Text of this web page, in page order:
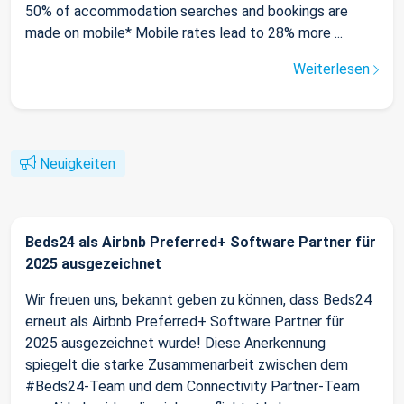
50% of accommodation searches and bookings are
made on mobile* Mobile rates lead to 28% more ...
Weiterlesen
Neuigkeiten
Beds24 als Airbnb Preferred+ Software Partner für
2025 ausgezeichnet
Wir freuen uns, bekannt geben zu können, dass Beds24
erneut als Airbnb Preferred+ Software Partner für
2025 ausgezeichnet wurde! Diese Anerkennung
spiegelt die starke Zusammenarbeit zwischen dem
#Beds24-Team und dem Connectivity Partner-Team